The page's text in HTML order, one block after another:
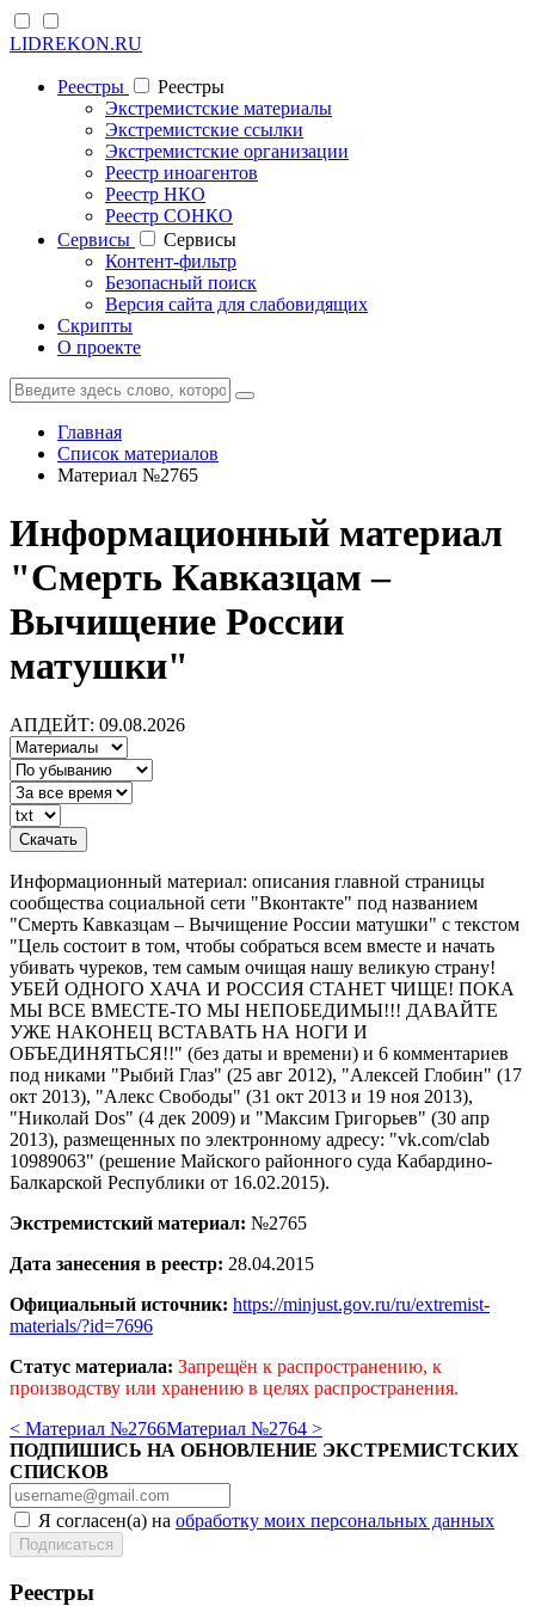
LIDREKON.RU
Реестры
Реестры
Экстремистские материалы
Экстремистские ссылки
Экстремистские организации
Реестр иноагентов
Реестр НКО
Реестр СОНКО
Cервисы
Cервисы
Контент-фильтр
Безопасный поиск
Версия сайта для слабовидящих
Скрипты
О проекте
Главная
Список материалов
Материал №2765
Информационный материал
"Смерть Кавказцам –
Вычищение России
матушки"
АПДЕЙТ: 09.08.2026
Информационный материал: описания главной страницы
сообщества социальной сети "Вконтакте" под названием
"Смерть Кавказцам – Вычищение России матушки" с текстом
"Цель состоит в том, чтобы собраться всем вместе и начать
убивать чуреков, тем самым очищая нашу великую страну!
УБЕЙ ОДНОГО ХАЧА И РОССИЯ СТАНЕТ ЧИЩЕ! ПОКА
МЫ ВСЕ ВМЕСТЕ-ТО МЫ НЕПОБЕДИМЫ!!! ДАВАЙТЕ
УЖЕ НАКОНЕЦ ВСТАВАТЬ НА НОГИ И
ОБЪЕДИНЯТЬСЯ!!" (без даты и времени) и 6 комментариев
под никами "Рыбий Глаз" (25 авг 2012), "Алексей Глобин" (17
окт 2013), "Алекс Свободы" (31 окт 2013 и 19 ноя 2013),
"Николай Dos" (4 дек 2009) и "Максим Григорьев" (30 апр
2013), размещенных по электронному адресу: "vk.com/clab
10989063" (решение Майского районного суда Кабардино-
Балкарской Республики от 16.02.2015).
Экстремистский материал: №2765
Дата занесения в реестр: 28.04.2015
Официальный источник: https://minjust.gov.ru/ru/extremist-
materials/?id=7696
Статус материала: Запрещён к распространению, к
производству или хранению в целях распространения.
< Материал №2766Материал №2764 >
ПОДПИШИСЬ НА ОБНОВЛЕНИЕ ЭКСТРЕМИСТСКИХ
СПИСКОВ
Я согласен(а) на обработку моих персональных данных
Реестры